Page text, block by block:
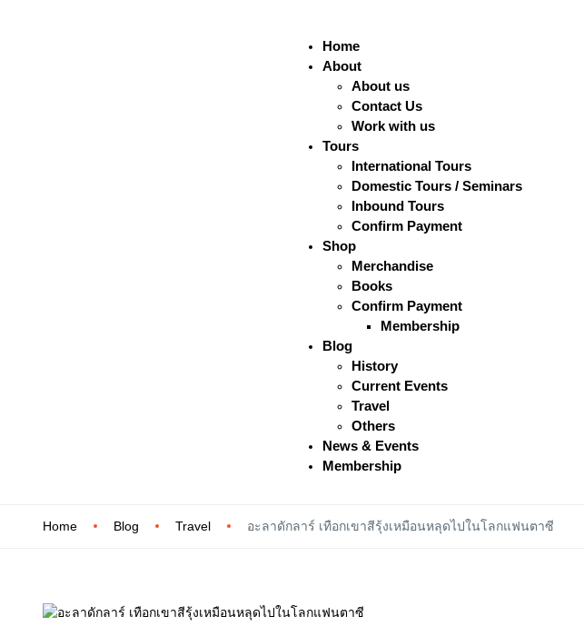
Home
About
About us
Contact Us
Work with us
Tours
International Tours
Domestic Tours / Seminars
Inbound Tours
Confirm Payment
Shop
Merchandise
Books
Confirm Payment
Membership
Blog
History
Current Events
Travel
Others
News & Events
Membership
Home Blog Travel อะลาดักลาร์ เทือกเขาสีรุ้งเหมือนหลุดไปในโลกแฟนตาซี